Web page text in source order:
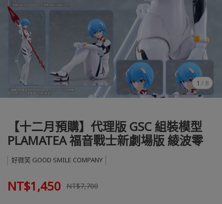
1 / 8
【十二月預購】代理版 GSC 組裝模型
PLAMATEA 福音戰士新劇場版 綾波零
好微笑 GOOD SMILE COMPANY
NT$1,450 NT$7,700